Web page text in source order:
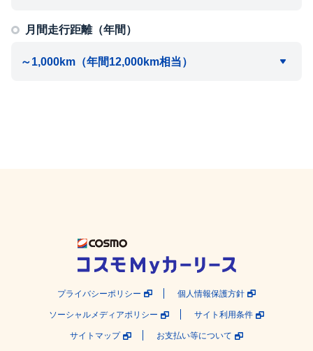
月間走行距離（年間）
プライバシーポリシー 個人情報保護方針
ソーシャルメディアポリシー サイト利用条件
サイトマップ お支払い等について